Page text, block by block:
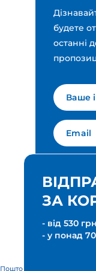
будете
останні
Мова
Поштові & Транспортні
ЗА
- від 530 грн
- у понад 70